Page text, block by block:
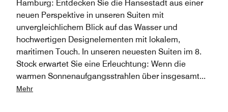
Hamburg: Entdecken Sie die Hansestadt aus einer
neuen Perspektive in unseren Suiten mit
unvergleichlichem Blick auf das Wasser und
hochwertigen Designelementen mit lokalem,
maritimen Touch. In unseren neuesten Suiten im 8.
Stock erwartet Sie eine Erleuchtung: Wenn die
warmen Sonnenaufgangsstrahlen über insgesamt...
Mehr